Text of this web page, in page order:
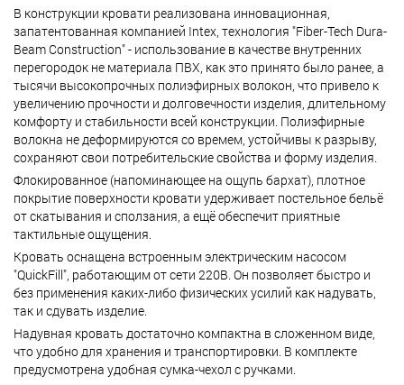
В конструкции кровати реализована инновационная,
запатентованная компанией Intex, технология "Fiber-Tech Dura-
Beam Construction" - использование в качестве внутренних
перегородок не материала ПВХ, как это принято было ранее, а
тысячи высокопрочных полиэфирных волокон, что привело к
увеличению прочности и долговечности изделия, длительному
комфорту и стабильности всей конструкции. Полиэфирные
волокна не деформируются со времем, устойчивы к разрыву,
сохраняют свои потребительские свойства и форму изделия.
Флокированное (напоминающее на ощупь бархат), плотное
покрытие поверхности кровати удерживает постельное бельё
от скатывания и сползания, а ещё обеспечит приятные
тактильные ощущения.
Кровать оснащена встроенным электрическим насосом
"QuickFill", работающим от сети 220В. Он позволяет быстро и
без применения каких-либо физических усилий как надувать,
так и сдувать изделие.
Надувная кровать достаточно компактна в сложенном виде,
что удобно для хранения и транспортировки. В комплекте
предусмотрена удобная сумка-чехол с ручками.